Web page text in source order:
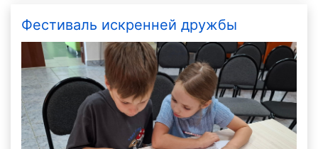
Фестиваль искренней дружбы